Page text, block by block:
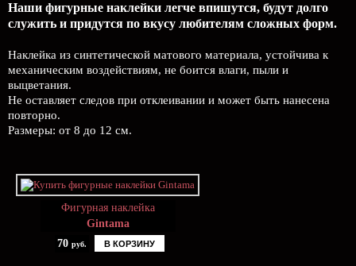
Наши фигурные наклейки легче впишутся, будут долго
служить и придутся по вкусу любителям сложных форм.
Наклейка из синтетической матового материала, устойчива к
механическим воздействиям, не боится влаги, пыли и
выцветания.
Не оставляет следов при отклеивании и может быть нанесена
повторно.
Размеры: от 8 до 12 см.
Фигурная наклейка
Gintama
70 руб. В КОРЗИНУ